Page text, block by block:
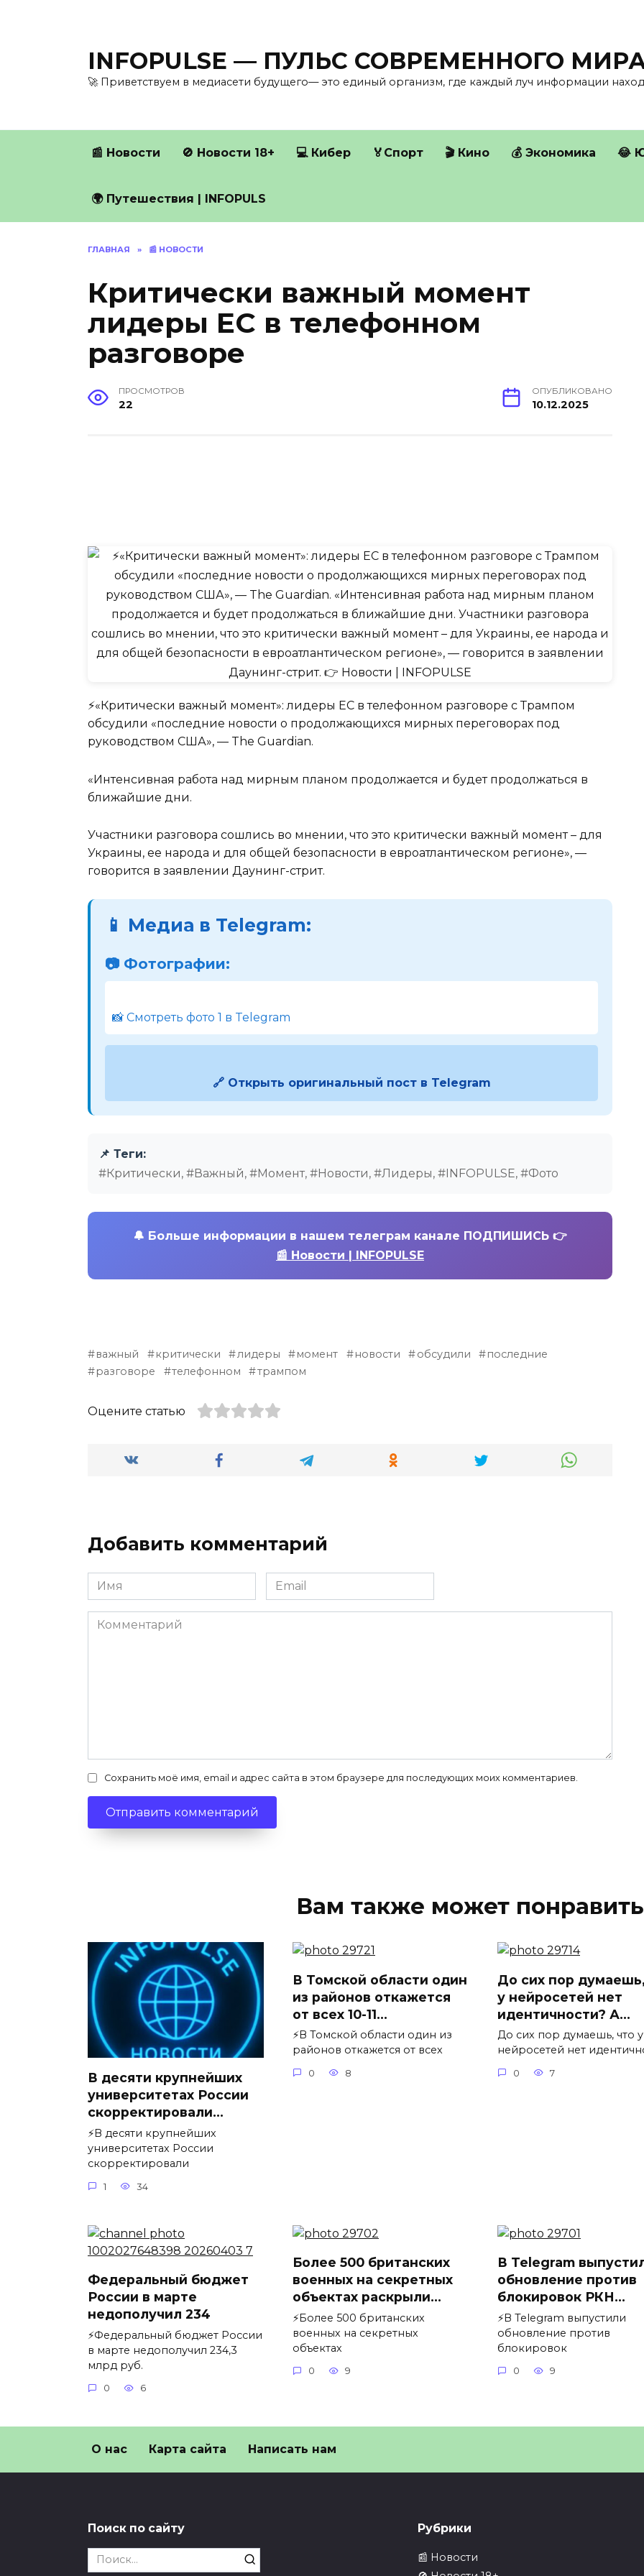
INFOPULSE — ПУЛЬС СОВРЕМЕННОГО
🚀 Приветствуем в медиасети будущего— это единый организм, где каждый луч информации
📰 Новости 🚫 Новости 18+ 💻 Кибер 🏅Спорт 🎬 Кино 💰 Экономика 😂
🌍 Путешествия | INFOPULS
ГЛАВНАЯ » 📰 НОВОСТИ
Критически важный момент
лидеры ЕС в телефонном
разговоре
ПРОСМОТРОВ
22
ОПУБЛИКОВАНО
10.12.2025
⚡️«Критически важный момент»: лидеры ЕС в телефонном разговоре с Трампом
обсудили «последние новости о продолжающихся мирных переговорах под
руководством США», — The Guardian.
«Интенсивная работа над мирным планом продолжается и будет продолжаться в
ближайшие дни.
Участники разговора сошлись во мнении, что это критически важный момент – для
Украины, ее народа и для общей безопасности в евроатлантическом регионе», —
говорится в заявлении Даунинг-стрит.
📱 Медиа в Telegram:
📷 Фотографии:
📸 Смотреть фото 1 в Telegram
🔗 Открыть оригинальный пост в Telegram
📌 Теги:
#Критически, #Важный, #Момент, #Новости, #Лидеры, #INFOPULSE, #Фото
🔔 Больше информации в нашем телеграм канале ПОДПИШИСЬ 👉
📰 Новости | INFOPULSE
важный критически лидеры момент новости обсудили
последние
разговоре
телефонном трампом
Оцените статью
Добавить комментарий
Имя
*
Email
*
Комментарий
Сохранить моё имя, email и адрес сайта в этом браузере для последующих моих комментариев.
Вам также может
В десяти крупнейших
университетах России
скорректировали…
⚡️В десяти крупнейших
университетах России
скорректировали
1 34
В Томской области один
из районов откажется
от всех 10-11…
⚡️В Томской области один из
районов откажется от всех
0 8
До сих пор
у нейросетей нет
идентичности? А…
До сих пор думаешь, что у
нейросетей нет
0 7
Федеральный бюджет
России в марте
недополучил 234
⚡️Федеральный бюджет России
в марте недополучил 234,3
млрд руб.
0 6
Более 500 британских
военных на секретных
объектах раскрыли…
⚡️Более 500 британских
военных на секретных
объектах
0 9
В Telegram
обновление против
блокировок РКН…
⚡️В Telegram выпустили
обновление против
блокировок
0 9
О нас Карта сайта Написать нам
Поиск по сайту
Search
for:
Рубрики
📰 Новости